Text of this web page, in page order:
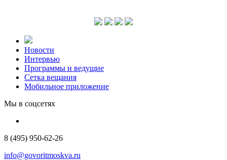
Новости
Интервью
Программы и ведущие
Сетка вещания
Мобильное приложение
Мы в соцсетях
8 (495) 950-62-26
info@govoritmoskva.ru